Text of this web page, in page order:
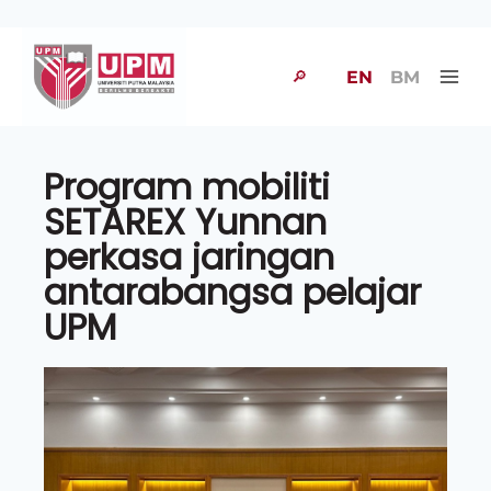
🔎 EN BM
Program mobiliti
SETAREX Yunnan
perkasa jaringan
antarabangsa pelajar
UPM